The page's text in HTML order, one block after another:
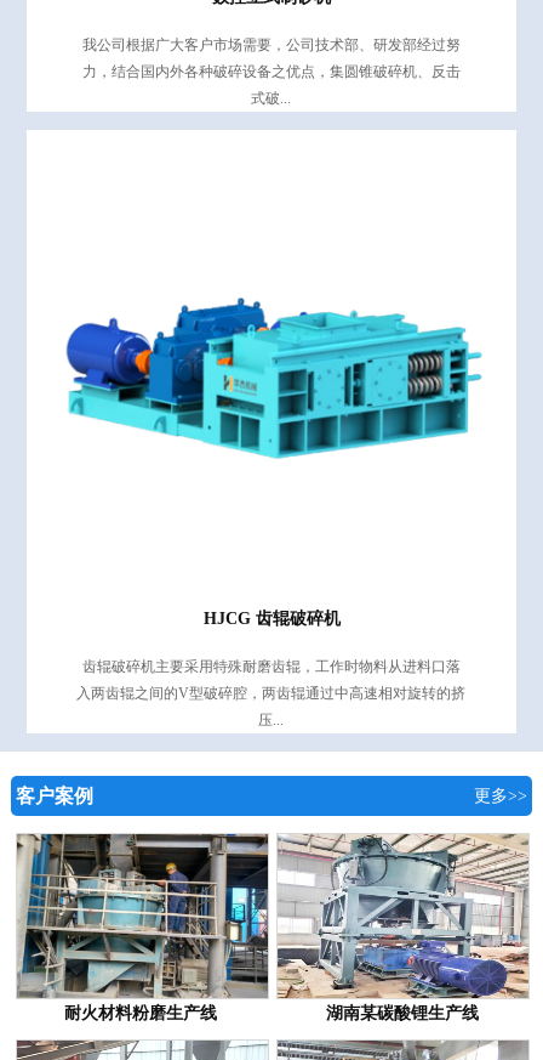
我公司根据广大客户市场需要，公司技术部、研发部经过努
力，结合国内外各种破碎设备之优点，集圆锥破碎机、反击
式破...
HJCG 齿辊破碎机
齿辊破碎机主要采用特殊耐磨齿辊，工作时物料从进料口落
入两齿辊之间的V型破碎腔，两齿辊通过中高速相对旋转的挤
压...
客户案例 更多>>
耐火材料粉磨生产线 湖南某碳酸锂生产线